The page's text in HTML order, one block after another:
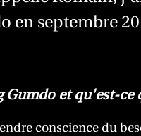
en septembre
et qu'est-ce
conscience du